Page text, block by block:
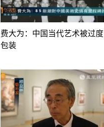
费大为：中国当代艺术被过度
包装